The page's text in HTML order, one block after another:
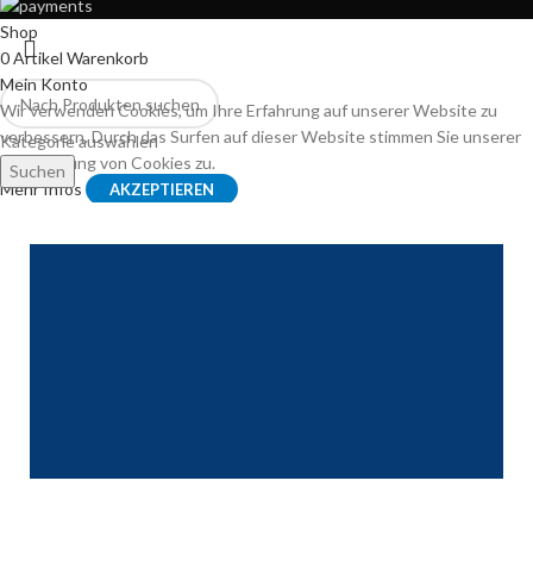
Kategorie auswählen
Suchen
Shop
0Artikel Warenkorb
Mein Konto
Wir verwenden Cookies, um Ihre Erfahrung auf unserer Website zu
verbessern. Durch das Surfen auf dieser Website stimmen Sie unserer
Verwendung von Cookies zu.
Mehr Infos
AKZEPTIEREN